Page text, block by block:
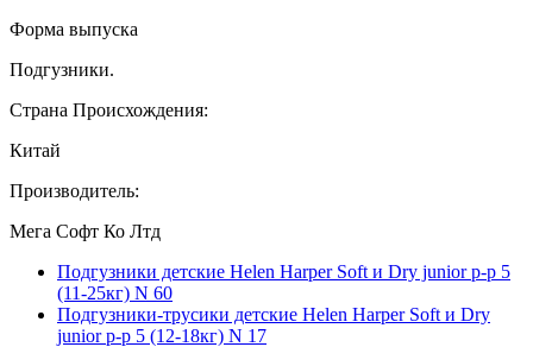
Форма выпуска
Подгузники.
Страна Происхождения:
Китай
Производитель:
Мега Софт Ко Лтд
Подгузники детские Helen Harper Soft и Dry junior р-р 5
(11-25кг) N 60
Подгузники-трусики детские Helen Harper Soft и Dry
junior р-р 5 (12-18кг) N 17